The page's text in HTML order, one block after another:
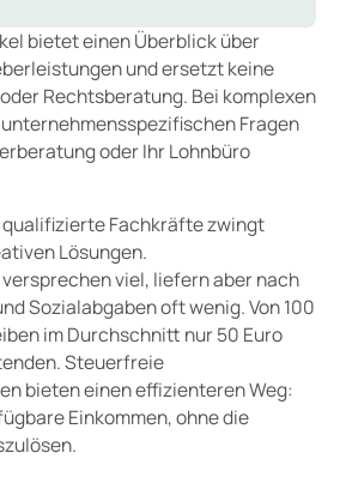
bietet einen Überblick über
und ersetzt keine
Rechtsberatung. Bei komplexen
Fragen
oder Ihr Lohnbüro
Fachkräfte zwingt
Lösungen.
viel, liefern aber nach
Sozialabgaben oft wenig. Von 100
im Durchschnitt nur 50 Euro
Steuerfreie
bieten einen effizienteren Weg:
Einkommen, ohne die